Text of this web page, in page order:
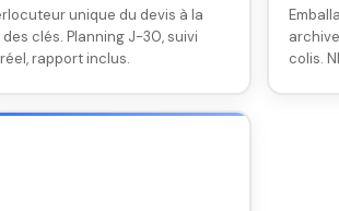
unique du devis à la
clés. Planning J-30, suivi
rapport inclus.
colis.